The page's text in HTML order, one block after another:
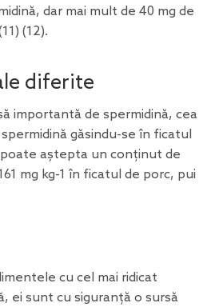
dar mai mult de 40 mg de
(12).
diferite
importantă de spermidină, cea
găsindu-se în ficatul
poate aștepta un conținut de
mg kg-1 în ficatul de porc, pui
cu cel mai ridicat
ei sunt cu siguranță o sursă